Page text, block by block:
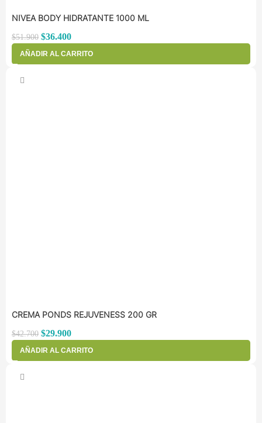
NIVEA BODY HIDRATANTE 1000 ML
$51.900 $36.400
AÑADIR AL CARRITO
CREMA PONDS REJUVENESS 200 GR
$42.700 $29.900
AÑADIR AL CARRITO